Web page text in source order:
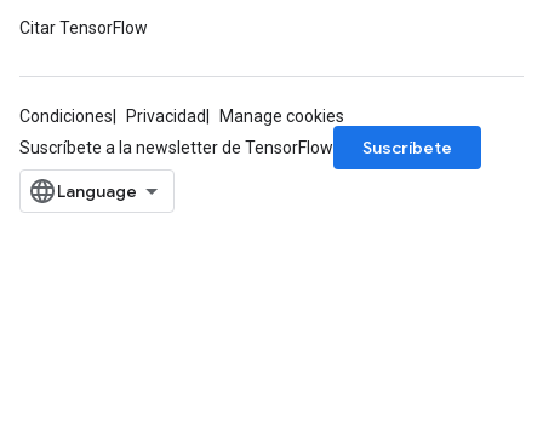
Citar TensorFlow
Condiciones Privacidad
Manage cookies
Suscríbete a la newsletter de TensorFlow
Suscríbete